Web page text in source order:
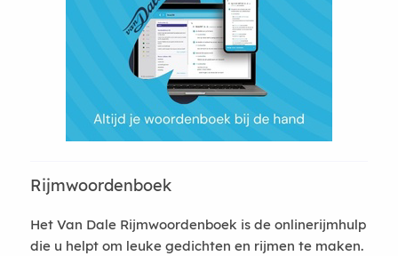
Rijmwoordenboek
Het Van Dale Rijmwoordenboek is de onlinerijmhulp
die u helpt om leuke gedichten en rijmen te maken.